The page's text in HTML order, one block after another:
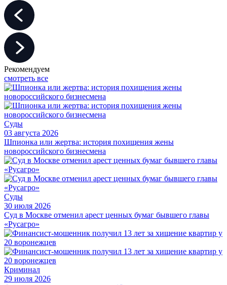
Рекомендуем
смотреть все
Суды
03 августа 2026
Шпионка или жертва: история похищения жены
новороссийского бизнесмена
Суды
30 июля 2026
Суд в Москве отменил арест ценных бумаг бывшего главы
«Русагро»
Криминал
29 июля 2026